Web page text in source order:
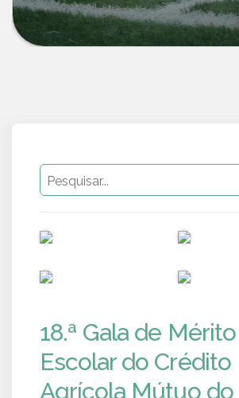
18.ª Gala de Mérito
Escolar do Crédito
Agrícola Mútuo do